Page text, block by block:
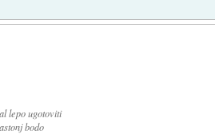
lepo ugotoviti
bodo